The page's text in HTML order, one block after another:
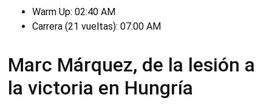
Warm Up: 02:40 AM
Carrera (21 vueltas): 07:00 AM
Marc Márquez, de la lesión a
la victoria en Hungría